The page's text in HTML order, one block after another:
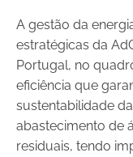
A gestão da
estratégicas da
Portugal, no
eficiência que
sustentabilidade
abastecimento de
residuais, tendo